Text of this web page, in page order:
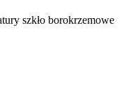
szkło borokrzemowe